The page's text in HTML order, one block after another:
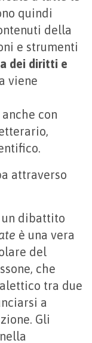
quindi
della
e strumenti
dei diritti e
viene
con
attraverso
un dibattito
è una vera
del
che
tra due
a
Gli